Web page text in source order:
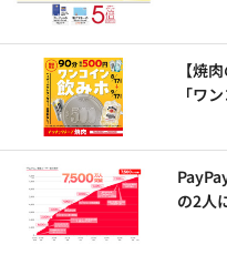
【焼
「ワ
の2人